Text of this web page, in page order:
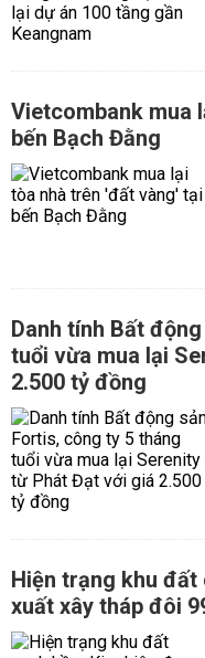
Vietcombank mua
bến Bạch Đằng
Danh tính Bất
tuổi vừa mua lại
2.500 tỷ đồng
Hiện trạng khu đất
xuất xây tháp đôi